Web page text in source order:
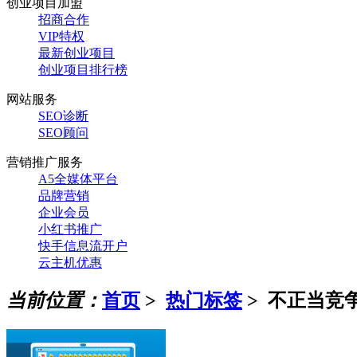
创业项目加盟
招商合作
VIP特权
最新创业项目
创业项目排行榜
网站服务
SEO诊断
SEO顾问
营销推广服务
A5全媒体平台
品牌营销
企业会员
小红书推广
快手信息流开户
云主机优惠
当前位置： 首页 > 热门标签 > 不正当竞